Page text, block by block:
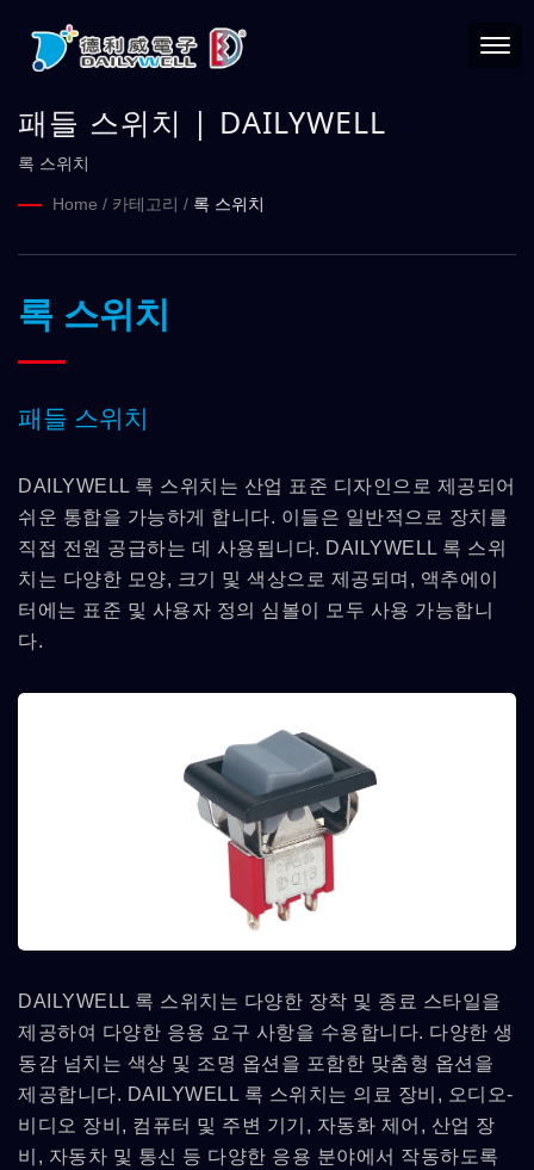
패들 스위치 | DAILYWELL
록 스위치
Home / 카테고리 / 록 스위치
록 스위치
패들 스위치
DAILYWELL 록 스위치는 산업 표준 디자인으로 제공되어
쉬운 통합을 가능하게 합니다. 이들은 일반적으로 장치를
직접 전원 공급하는 데 사용됩니다. DAILYWELL 록 스위
치는 다양한 모양, 크기 및 색상으로 제공되며, 액추에이
터에는 표준 및 사용자 정의 심볼이 모두 사용 가능합니
다.
DAILYWELL 록 스위치는 다양한 장착 및 종료 스타일을
제공하여 다양한 응용 요구 사항을 수용합니다. 다양한 생
동감 넘치는 색상 및 조명 옵션을 포함한 맞춤형 옵션을
제공합니다. DAILYWELL 록 스위치는 의료 장비, 오디오-
비디오 장비, 컴퓨터 및 주변 기기, 자동화 제어, 산업 장
비, 자동차 및 통신 등 다양한 응용 분야에서 작동하도록